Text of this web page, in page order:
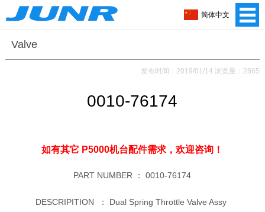
Valve
发布时间：2019/01/14 浏览量：2865
0010-76174
如有其它 P5000机台配件需求，欢迎咨询！
PART NUMBER ：0010-76174
DESCRIPITION ： Dual Spring Throttle Valve Assy
简体中文